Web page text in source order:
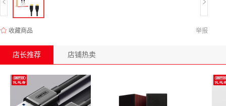
收藏商品 举报
店长推荐 店铺热卖